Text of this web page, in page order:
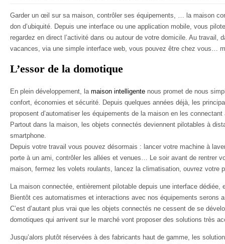
Garder un œil sur sa maison, contrôler ses équipements, … la maison
don d’ubiquité. Depuis une interface ou une application mobile, vous
regardez en direct l’activité dans ou autour de votre domicile. Au travail,
vacances, via une simple interface web, vous pouvez être chez vous…
L’essor de la domotique
En plein développement, la maison intelligente nous promet de nous
confort, économies et sécurité. Depuis quelques années déjà, les
proposent d’automatiser les équipements de la maison en les
Partout dans la maison, les objets connectés deviennent pilotables à
smartphone.
Depuis votre travail vous pouvez désormais : lancer votre machine à
porte à un ami, contrôler les allées et venues… Le soir avant de rentrer
maison, fermez les volets roulants, lancez la climatisation, ouvrez votre
La maison connectée, entièrement pilotable depuis une interface dédiée,
Bientôt ces automatismes et interactions avec nos équipements serons
C’est d’autant plus vrai que les objets connectés ne cessent de se
domotiques qui arrivent sur le marché vont proposer des solutions très
Jusqu’alors plutôt réservées à des fabricants haut de gamme, les